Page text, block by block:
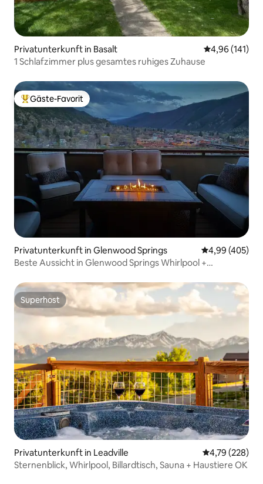
Privatunterkunft in Basalt
4,96 (141)
1 Schlafzimmer plus gesamtes ruhiges Zuhause
Beliebter Gäste-Favorit.
Gäste-Favorit
Privatunterkunft in Glenwood Springs
4,99 (405)
Beste Aussicht in Glenwood Springs Whirlpool +
Superhost
Superhost
Privatunterkunft in Leadville
4,79 (228)
Sternenblick, Whirlpool, Billardtisch, Sauna + Haustiere OK